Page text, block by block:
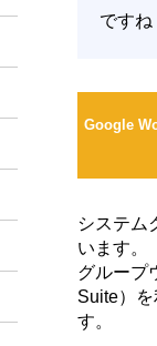
ですね
Google
システム
います。
グループ
Suite）
す。